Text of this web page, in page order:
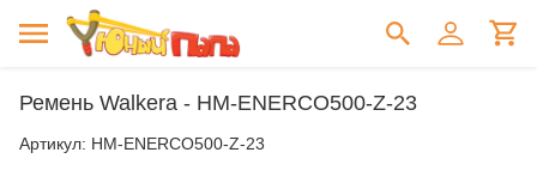
Ремень Walkera - HM-ENERCO500-Z-23
Артикул: HM-ENERCO500-Z-23